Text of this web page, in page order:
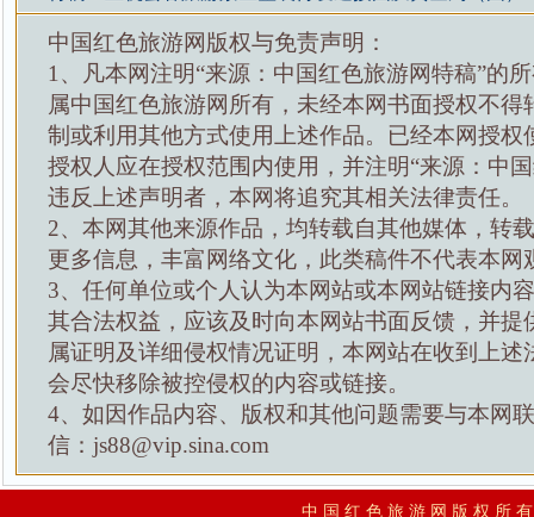
中国红色旅游网版权与免责声明：
1、凡本网注明“来源：中国红色旅游网特稿”的
属中国红色旅游网所有，未经本网书面授权不得
制或利用其他方式使用上述作品。已经本网授权
授权人应在授权范围内使用，并注明“来源：中
违反上述声明者，本网将追究其相关法律责任。
2、本网其他来源作品，均转载自其他媒体，转
更多信息，丰富网络文化，此类稿件不代表本网
3、任何单位或个人认为本网站或本网站链接内
其合法权益，应该及时向本网站书面反馈，并提
属证明及详细侵权情况证明，本网站在收到上述
会尽快移除被控侵权的内容或链接。
4、如因作品内容、版权和其他问题需要与本网
信：js88@vip.sina.com
中 国 红 色 旅 游 网 版 权 所